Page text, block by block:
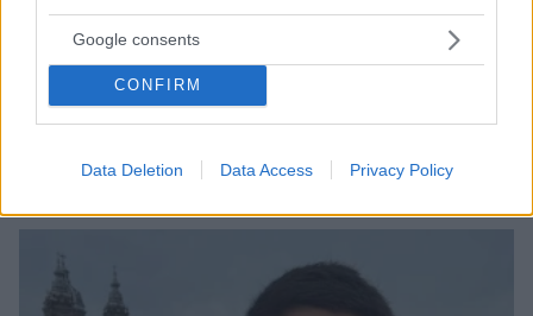
Google consents
CONFIRM
Data Deletion Data Access Privacy Policy
Η απουσία μέσα στη νύχτα και η λεπτομέρεια στα
μηνύματα: Πώς η σύζυγος του Αφγανού ξεκίνησε
Βρετανίδας στην Κυψέλη
06.08.2026, 15:36